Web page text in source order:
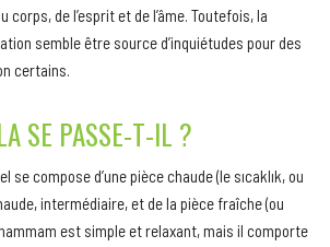
de l’esprit et de l’âme. Toutefois, la
semble être source d’inquiétudes pour des
certains.
SE PASSE-T-IL ?
se compose d’une pièce chaude (le sıcaklık, ou
intermédiaire, et de la pièce fraîche (ou
est simple et relaxant, mais il comporte